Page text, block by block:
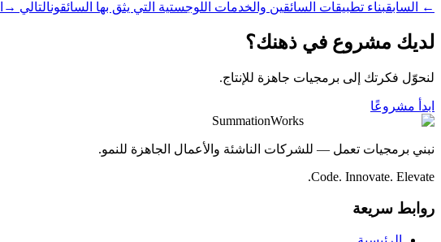
←
السابقبناء تطبيقات السائقين والخدمات اللوجستية التي يثق بها السائقونالتالي →
لديك مشروع في ذهنك؟
لنحوّل فكرتك إلى برمجيات جاهزة للإنتاج.
ابدأ مشروعًا
SummationWorks
نبني برمجيات تعمل — للشركات الناشئة والأعمال الجاهزة للنمو.
Code. Innovate. Elevate.
روابط سريعة